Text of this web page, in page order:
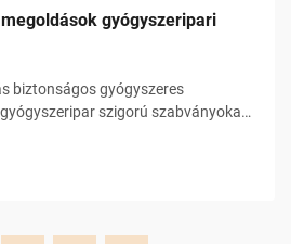
gyógyszeripari
biztonságos gyógyszeres
szigorú szabványokat
a gyártók korszerű